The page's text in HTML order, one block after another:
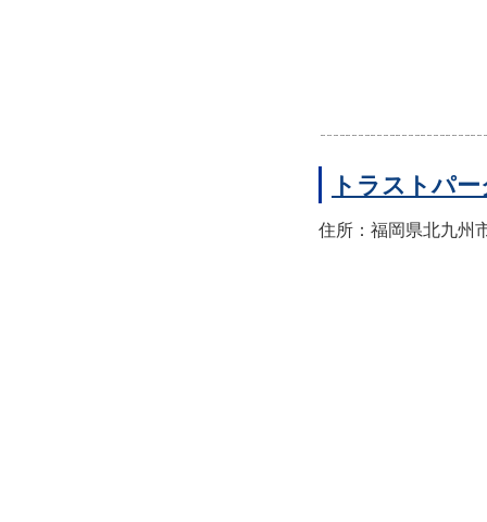
トラストパ
住所：福岡県北九州